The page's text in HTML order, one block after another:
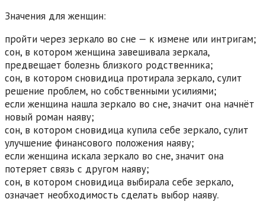
Значения для женщин:
пройти через зеркало во сне — к измене или интригам;
сон, в котором женщина завешивала зеркала,
предвещает болезнь близкого родственника;
сон, в котором сновидица протирала зеркало, сулит
решение проблем, но собственными усилиями;
если женщина нашла зеркало во сне, значит она начнёт
новый роман наяву;
сон, в котором сновидица купила себе зеркало, сулит
улучшение финансового положения наяву;
если женщина искала зеркало во сне, значит она
потеряет связь с другом наяву;
сон, в котором сновидица выбирала себе зеркало,
означает необходимость сделать выбор наяву.